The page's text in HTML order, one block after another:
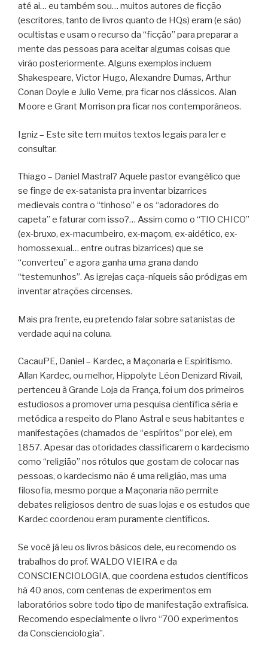
até ai… eu também sou… muitos autores de ficção
(escritores, tanto de livros quanto de HQs) eram (e são)
ocultistas e usam o recurso da “ficção” para preparar a
mente das pessoas para aceitar algumas coisas que
virão posteriormente. Alguns exemplos incluem
Shakespeare, Victor Hugo, Alexandre Dumas, Arthur
Conan Doyle e Julio Verne, pra ficar nos clássicos. Alan
Moore e Grant Morrison pra ficar nos contemporâneos.
Igniz – Este site tem muitos textos legais para ler e
consultar.
Thiago – Daniel Mastral? Aquele pastor evangélico que
se finge de ex-satanista pra inventar bizarrices
medievais contra o “tinhoso” e os “adoradores do
capeta” e faturar com isso?… Assim como o “TIO CHICO”
(ex-bruxo, ex-macumbeiro, ex-maçom, ex-aidético, ex-
homossexual… entre outras bizarrices) que se
“converteu” e agora ganha uma grana dando
“testemunhos”. As igrejas caça-níqueis são pródigas em
inventar atrações circenses.
Mais pra frente, eu pretendo falar sobre satanistas de
verdade aqui na coluna.
CacauPE, Daniel – Kardec, a Maçonaria e Espiritismo.
Allan Kardec, ou melhor, Hippolyte Léon Denizard Rivail,
pertenceu à Grande Loja da França, foi um dos primeiros
estudiosos a promover uma pesquisa científica séria e
metódica a respeito do Plano Astral e seus habitantes e
manifestações (chamados de “espíritos” por ele), em
1857. Apesar das otoridades classificarem o kardecismo
como “religião” nos rótulos que gostam de colocar nas
pessoas, o kardecismo não é uma religião, mas uma
filosofia, mesmo porque a Maçonaria não permite
debates religiosos dentro de suas lojas e os estudos que
Kardec coordenou eram puramente científicos.
Se você já leu os livros básicos dele, eu recomendo os
trabalhos do prof. WALDO VIEIRA e da
CONSCIENCIOLOGIA, que coordena estudos científicos
há 40 anos, com centenas de experimentos em
laboratórios sobre todo tipo de manifestação extrafísica.
Recomendo especialmente o livro “700 experimentos
da Conscienciologia”.